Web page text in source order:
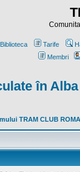
Biblioteca Tarife
Membri
în Alba
TRAM CLUB